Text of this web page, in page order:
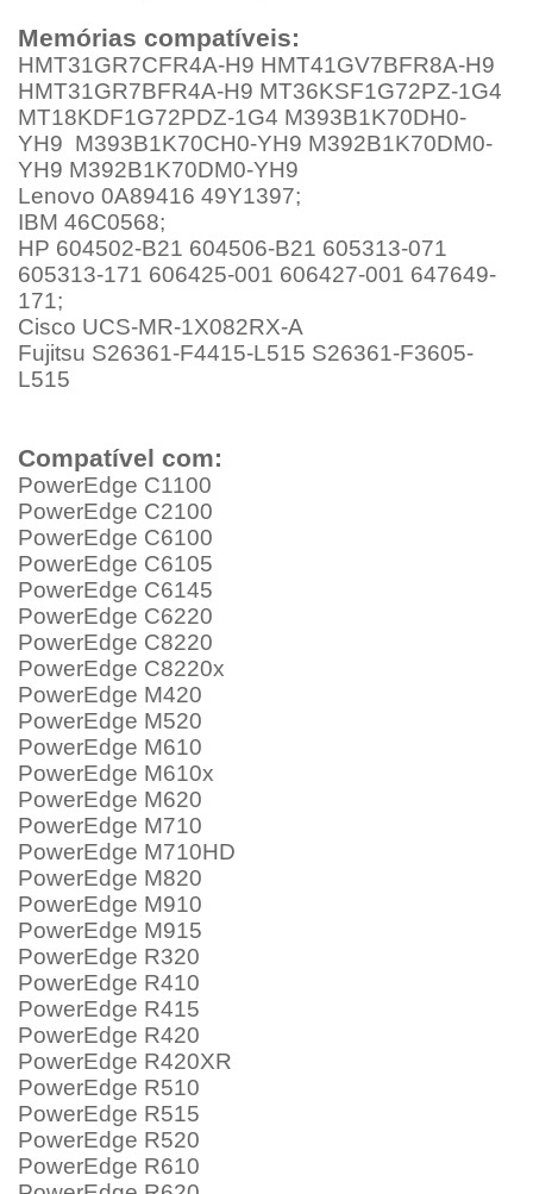
Memórias compatíveis:
HMT31GR7CFR4A-H9 HMT41GV7BFR8A-H9
HMT31GR7BFR4A-H9 MT36KSF1G72PZ-1G4
MT18KDF1G72PDZ-1G4 M393B1K70DH0-
YH9 M393B1K70CH0-YH9 M392B1K70DM0-
YH9 M392B1K70DM0-YH9
Lenovo 0A89416 49Y1397;
IBM 46C0568;
HP 604502-B21 604506-B21 605313-071
605313-171 606425-001 606427-001 647649-
171;
Cisco UCS-MR-1X082RX-A
Fujitsu S26361-F4415-L515 S26361-F3605-
L515
Compatível com:
PowerEdge C1100
PowerEdge C2100
PowerEdge C6100
PowerEdge C6105
PowerEdge C6145
PowerEdge C6220
PowerEdge C8220
PowerEdge C8220x
PowerEdge M420
PowerEdge M520
PowerEdge M610
PowerEdge M610x
PowerEdge M620
PowerEdge M710
PowerEdge M710HD
PowerEdge M820
PowerEdge M910
PowerEdge M915
PowerEdge R320
PowerEdge R410
PowerEdge R415
PowerEdge R420
PowerEdge R420XR
PowerEdge R510
PowerEdge R515
PowerEdge R520
PowerEdge R610